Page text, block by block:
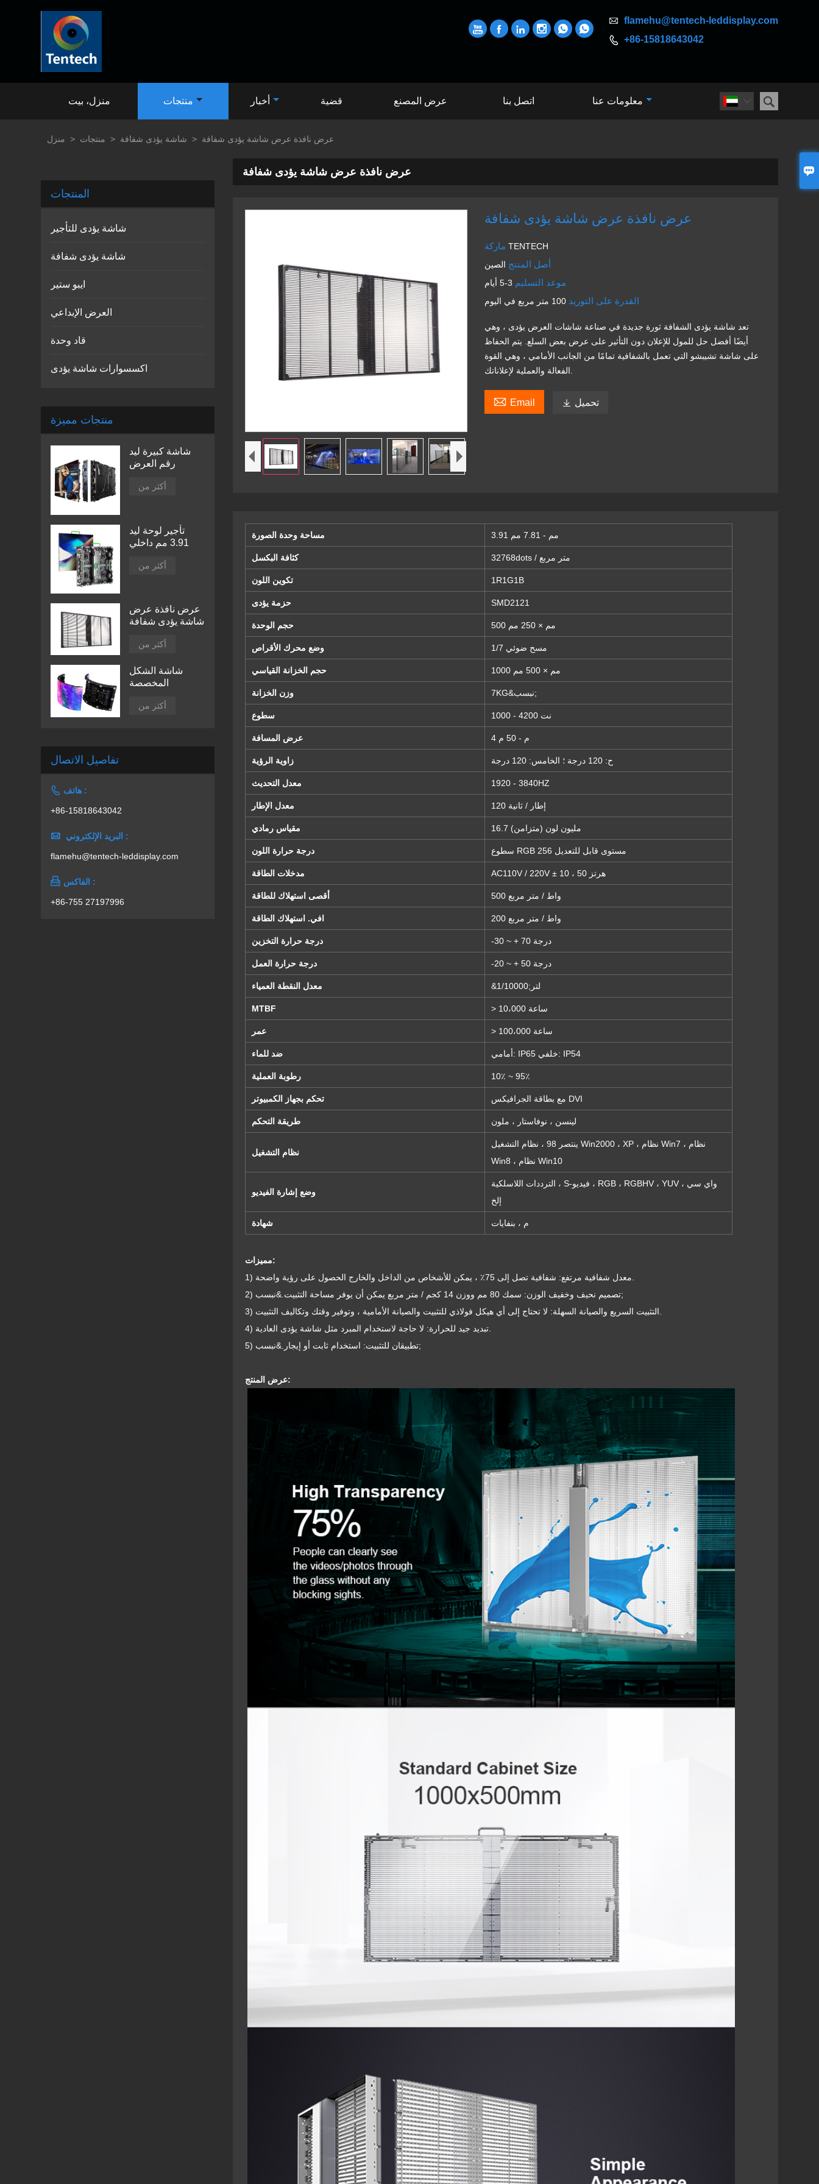

 flamehu@tentech-leddisplay.com
 +86-15818643042
     
  منزل، بيت منتجات أخبار قضية عرض المصنع اتصل بنا معلومات عنا
منزل > منتجات > شاشة يؤدى شفافة > عرض نافذة عرض شاشة يؤدى شفافة
عرض نافذة عرض شاشة يؤدى شفافة
عرض نافذة عرض شاشة يؤدى شفافة
ماركةTENTECH
أصل المنتج الصين
موعد التسليم 3-5 أيام
القدرة على التوريد 100 متر مربع في اليوم
تعد شاشة يؤدى الشفافة ثورة جديدة في صناعة شاشات العرض يؤدى ، وهي
أيضًا أفضل حل للمول للإعلان دون التأثير على عرض بعض السلع. يتم الحفاظ
على شاشة تشيبشو التي تعمل بالشفافية تمامًا من الجانب الأمامي ، وهي القوة
 Email  تحميل
مساحة وحدة الصورة 3.91 مم - 7.81 مم
كثافة البكسل 32768dots / متر مربع
تكوين اللون 1R1G1B
حزمة يؤدى SMD2121
حجم الوحدة 500 مم × 250 مم
وضع محرك الأقراص 1/7 مسح ضوئي
حجم الخزانة القياسي 1000 مم × 500 مم
وزن الخزانة 7KG&نبسب;
سطوع 1000 - 4200 نت
عرض المسافة 4 م - 50 م
زاوية الرؤية ح: 120 درجة ؛ الخامس: 120 درجة
معدل التحديث 1920 - 3840HZ
معدل الإطار 120 إطار / ثانية
مقياس رمادي 16.7 مليون لون (متزامن)
درجة حرارة اللون سطوع RGB 256 مستوى قابل للتعديل
مدخلات الطاقة AC110V / 220V ± 10 ، 50 هرتز
أقصى استهلاك للطاقة 500 واط / متر مربع
افي. استهلاك الطاقة 200 واط / متر مربع
درجة حرارة التخزين -30 ~ + 70 درجة
درجة حرارة العمل -20 ~ + 50 درجة
معدل النقطة العمياء &لتر;1/10000
MTBF > 10،000 ساعة
عمر > 100،000 ساعة
ضد للماء أمامي: IP65 خلفي: IP54
رطوبة العملية 10٪ ~ 95٪
تحكم بجهاز الكمبيوتر مع بطاقة الجرافيكس DVI
طريقة التحكم لينسن ، نوفاستار ، ملون
نظام التشغيل
ينتصر 98 ، نظام التشغيل Win2000 ، XP ، نظام Win7 ، نظام
Win8 ، نظام Win10
وضع إشارة الفيديو
الترددات اللاسلكية ، S-فيديو ، RGB ، RGBHV ، YUV ، واي سي
إلخ
شهادة م ، بنفايات
مميزات:
2) تصميم نحيف وخفيف الوزن: سمك 80 مم ووزن 14 كجم / متر مربع يمكن أن يوفر مساحة التثبيت.&نبسب;
4) تبديد جيد للحرارة: لا حاجة لاستخدام المبرد مثل شاشة يؤدى العادية.
5) تطبيقان للتثبيت: استخدام ثابت أو إيجار.&نبسب;
عرض المنتج:
المنتجات
شاشة يؤدى للتأجير
شاشة يؤدى شفافة
ايبو ستير
العرض الإبداعي
قاد وحدة
اكسسوارات شاشة يؤدى
منتجات مميزة
شاشة كبيرة ليد
رقم العرض
أكثر من
تأجير لوحة ليد
3.91 مم داخلي
أكثر من
عرض نافذة عرض
شاشة يؤدى شفافة
أكثر من
شاشة الشكل
المخصصة
أكثر من
تفاصيل الاتصال
 هاتف :
+86-15818643042
 البريد الإلكتروني :
flamehu@tentech-leddisplay.com
 الفاكس :
+86-755 27197996